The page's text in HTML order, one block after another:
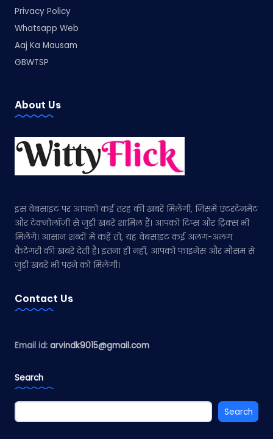
Privacy Policy
Whatsapp Web
Aaj Ka Mausam
GBWTSP
About Us
इस वेबसाइट पर आपको कई तरह की खबरें मिलेंगी, जिसमें एंटरटेनमेंट
और टेक्नोलॉजी से जुड़ी खबरें शामिल हैं। आपको टिप्स और ट्रिक्स भी
मिलेंगे। आसान शब्दों में कहें तो, यह वेबसाइट कई अलग-अलग
कैटेगरी की खबरें देती है। इतना ही नहीं, आपको फाइनेंस और मौसम से
जुड़ी खबरें भी पढ़ने को मिलेंगी।
Contact Us
Email id: arvindk9015@gmail.com
Search
Search